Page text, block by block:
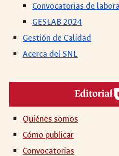
Convocatorias de
GESLAB 2024
Gestión de Calidad
Acerca del SNL
Quiénes somos
Cómo publicar
Convocatorias